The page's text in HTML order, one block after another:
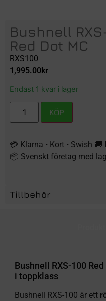
Bushnell
Red Dot MC
RXS100
1,995.00kr
Endast 1 kvar i lager
KÖP
💳 Klarna • Kort • Swish 🚚
📦 Svenskt företag med
Tillbehör
Bushnell RXS-100
i toppklass
Bushnell RXS-100 är ett